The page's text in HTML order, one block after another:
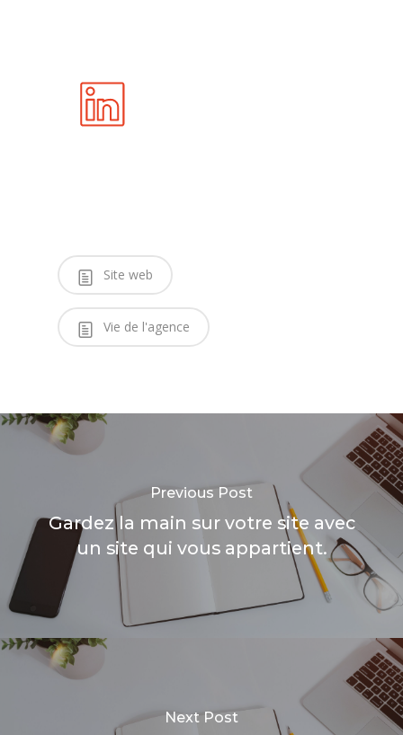
Site web
Vie de l'agence
Previous Post
Gardez la main sur votre site avec
un site qui vous appartient.
Next Post